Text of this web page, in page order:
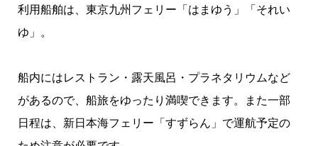
利用船舶は、東京九州フェリー「はまゆう」「それい
ゆ」。
船内にはレストラン・露天風呂・プラネタリウムなど
があるので、船旅をゆったり満喫できます。また一部
日程は、新日本海フェリー「すずらん」で運航予定の